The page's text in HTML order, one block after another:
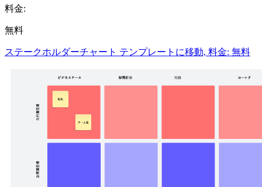
料金:
無料
ステークホルダーチャート テンプレートに移動, 料金: 無料